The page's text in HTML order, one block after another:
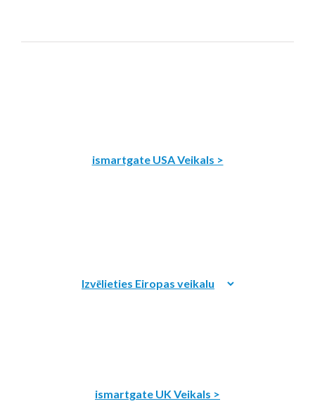
ismartgate USA Veikals >
ismartgate UK Veikals >